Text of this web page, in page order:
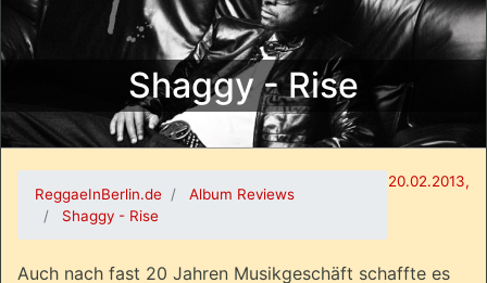
Shaggy - Rise
20.02.2013,
ReggaeInBerlin.de
Album Reviews
Shaggy - Rise
Auch nach fast 20 Jahren Musikgeschäft schaffte es